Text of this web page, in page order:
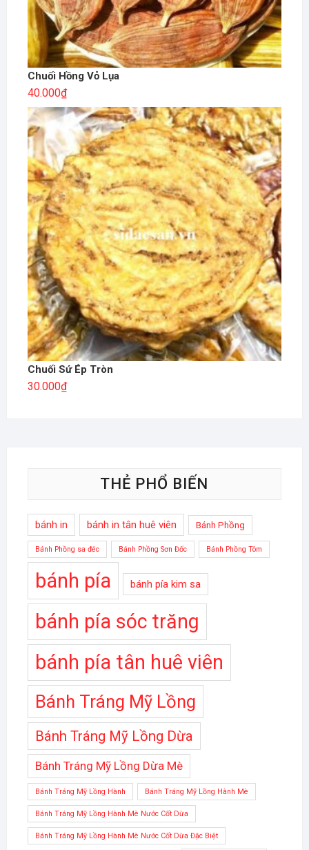
Chuối Hồng Vỏ Lụa
40.000₫
Chuối Sứ Ép Tròn
30.000₫
THẺ PHỔ BIẾN
bánh in bánh in tân huê viên Bánh Phồng
Bánh Phồng sa đéc Bánh Phồng Sơn Đốc Bánh Phồng Tôm
bánh pía bánh pía kim sa
bánh pía sóc trăng
bánh pía tân huê viên
Bánh Tráng Mỹ Lồng
Bánh Tráng Mỹ Lồng Dừa
Bánh Tráng Mỹ Lồng Dừa Mè
Bánh Tráng Mỹ Lồng Hành Bánh Tráng Mỹ Lồng Hành Mè
Bánh Tráng Mỹ Lồng Hành Mè Nước Cốt Dừa
Bánh Tráng Mỹ Lồng Hành Mè Nước Cốt Dừa Đặc Biệt